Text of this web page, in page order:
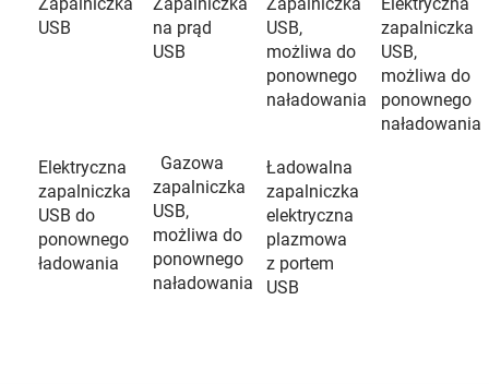
USB
na prąd
USB
USB,
możliwa do
ponownego
naładowania
zapalniczka
USB,
możliwa do
ponownego
naładowania
Elektryczna
zapalniczka
USB do
ponownego
ładowania
Gazowa
zapalniczka
USB,
możliwa do
ponownego
naładowania
Ładowalna
zapalniczka
elektryczna
plazmowa
z portem
USB